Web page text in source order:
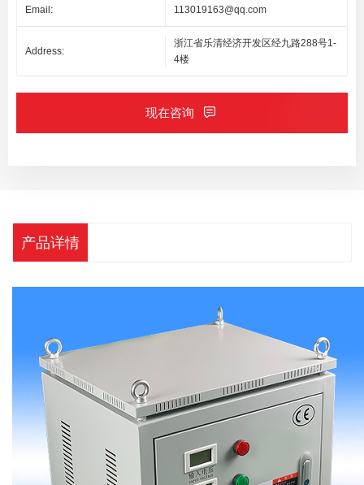
Email: 113019163@qq.com
Address:
浙江省乐清经济开发区经九路288号1-
4楼
现在咨询
产品详情